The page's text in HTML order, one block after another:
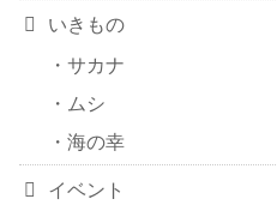
いきもの
サカナ
ムシ
海の幸
イベント